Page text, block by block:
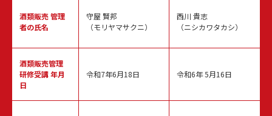
酒類販売管理
者の氏名
酒類販売管理
研修受講 年月
日
守屋 賢邦
（モリヤマサクニ）
令和7年6月18日
西川 貴志
（ニシカワタカシ）
令和6年 5月16日